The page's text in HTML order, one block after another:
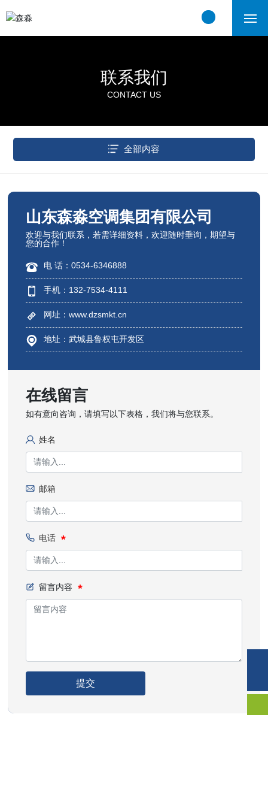
联系我们
联系我们
CONTACT US
全部内容
山东森淼空调集团有限公司
欢迎与我们联系，若需详细资料，欢迎随时垂询，期望与
您的合作！
电 话：0534-6346888
手机：132-7534-4111
网址：www.dzsmkt.cn
地址：武城县鲁权屯开发区
在线留言
如有意向咨询，请填写以下表格，我们将与您联系。
姓名
邮箱
电话
留言内容
提交
手机: 132-7534-4111